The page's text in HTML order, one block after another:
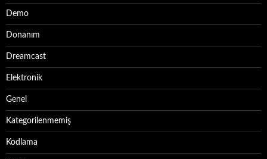
Demo
Donanım
Dreamcast
Elektronik
Genel
Kategorilenmemiş
Kodlama